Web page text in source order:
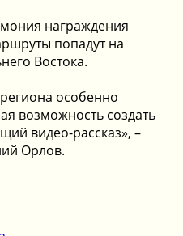
награждения
попадут на
Востока.
особенно
возможность создать
видео-рассказ», –
Орлов.